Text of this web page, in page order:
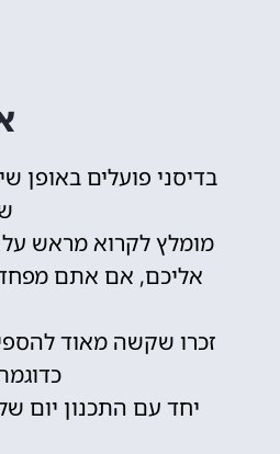
בדיסני פועלים
מומלץ לקרוא מראש
אליכם, אם אתם
זכרו שקשה מאוד
יחד עם התכנון יום